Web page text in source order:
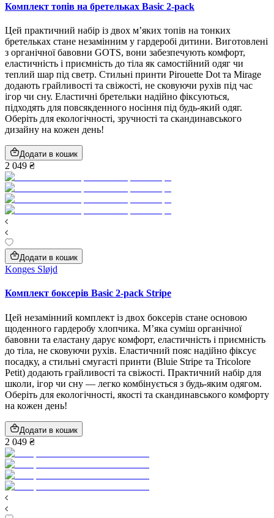
Комплект топів на бретельках Basic 2-pack
Цей практичний набір із двох м’яких топів на тонких
бретельках стане незамінним у гардеробі дитини. Виготовлені
з органічної бавовни GOTS, вони забезпечують комфорт,
еластичність і приємність до тіла як самостійний одяг чи
теплий шар під светр. Стильні принти Pirouette Dot та Mirage
додають грайливості та свіжості, не сковуючи рухів під час
ігор чи сну. Еластичні бретельки надійно фіксуються,
підходять для повсякденного носіння під будь-який одяг.
Оберіть для екологічності, зручності та скандинавського
дизайну на кожен день!
Додати в кошик
2 049 ₴
Додати в кошик
Konges Sløjd
Комплект боксерів Basic 2-pack Stripe
Цей незамінний комплект із двох боксерів стане основою
щоденного гардеробу хлопчика. М’яка суміш органічної
бавовни та еластану дарує комфорт, еластичність і приємність
до тіла, не сковуючи рухів. Еластичний пояс надійно фіксує
посадку, а стильні смугасті принти (Bluie Stripe та Tricolore
Petit) додають грайливості та свіжості. Практичний набір для
школи, ігор чи сну — легко комбінується з будь-яким одягом.
Оберіть для екологічності, якості та скандинавського комфорту
на кожен день!
Додати в кошик
2 049 ₴